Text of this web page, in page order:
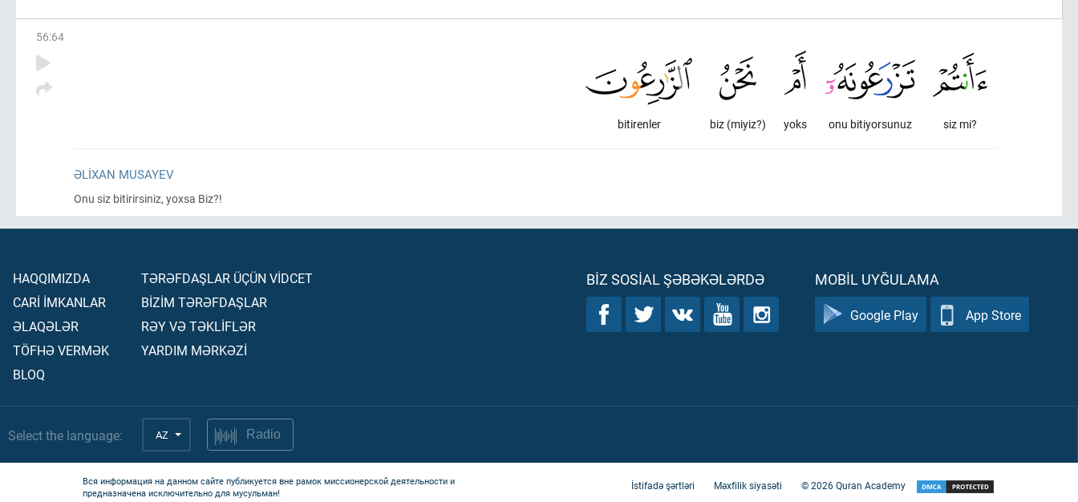
56:64
siz mi?
onu bitiyorsunuz
yoks
biz (miyiz?)
bitirenler
ƏLIXAN MUSAYEV
Onu siz bitirirsiniz, yoxsa Biz?!
HAQQIMIZDA
CARİ İMKANLAR
ƏLAQƏLƏR
TÖFHƏ VERMƏK
BLOQ
TƏRƏFDAŞLAR ÜÇÜN VİDCET
BİZİM TƏRƏFDAŞLAR
RƏY VƏ TƏKLİFLƏR
YARDIM MƏRKƏZİ
BIZ SOSIAL ŞƏBƏKƏLƏRDƏ MOBIL UYĞULAMA
Google Play App Store
Select the language: AZ Radio
Вся информация на данном сайте публикуется вне рамок миссионерской деятельности и
предназначена исключительно для мусульман!
İstifadə şərtləri Məxfilik siyasəti ©2026Quran Academy